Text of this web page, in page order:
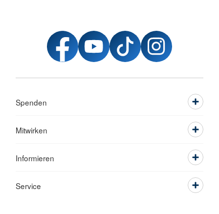
Spenden
Mitwirken
Informieren
Service